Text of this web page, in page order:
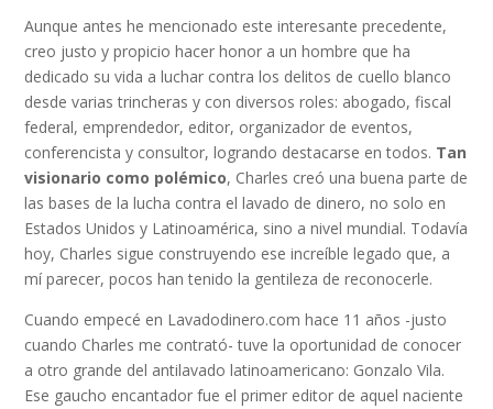
Aunque antes he mencionado este interesante precedente,
creo justo y propicio hacer honor a un hombre que ha
dedicado su vida a luchar contra los delitos de cuello blanco
desde varias trincheras y con diversos roles: abogado, fiscal
federal, emprendedor, editor, organizador de eventos,
conferencista y consultor, logrando destacarse en todos. Tan
visionario como polémico, Charles creó una buena parte de
las bases de la lucha contra el lavado de dinero, no solo en
Estados Unidos y Latinoamérica, sino a nivel mundial. Todavía
hoy, Charles sigue construyendo ese increíble legado que, a
mí parecer, pocos han tenido la gentileza de reconocerle.
Cuando empecé en Lavadodinero.com hace 11 años -justo
cuando Charles me contrató- tuve la oportunidad de conocer
a otro grande del antilavado latinoamericano: Gonzalo Vila.
Ese gaucho encantador fue el primer editor de aquel naciente